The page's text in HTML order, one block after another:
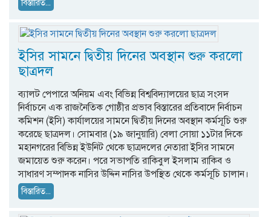
বিস্তারিত...
ইসির সামনে দ্বিতীয় দিনের অবস্থান শুরু করলো
ছাত্রদল
ব্যালট পেপারে অনিয়ম এবং বিভিন্ন বিশ্ববিদ্যালয়ের ছাত্র সংসদ
নির্বাচনে এক রাজনৈতিক গোষ্ঠীর প্রভাব বিস্তারের প্রতিবাদে নির্বাচন
কমিশন (ইসি) কার্যালয়ের সামনে দ্বিতীয় দিনের অবস্থান কর্মসূচি শুরু
করেছে ছাত্রদল। সোমবার (১৯ জানুয়ারি) বেলা সোয়া ১১টার দিকে
মহানগরের বিভিন্ন ইউনিট থেকে ছাত্রদলের নেতারা ইসির সামনে
জমায়েত শুরু করেন। পরে সভাপতি রাকিবুল ইসলাম রাকিব ও
সাধারণ সম্পাদক নাসির উদ্দিন নাসির উপস্থিত থেকে কর্মসূচি চালান।
বিস্তারিত...